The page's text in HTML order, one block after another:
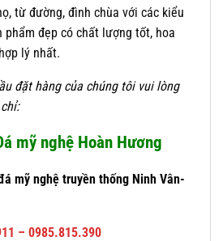
từ đường, đình chùa với các kiểu
phẩm đẹp có chất lượng tốt, hoa
lý nhất.
đặt hàng của chúng tôi vui lòng
mỹ nghệ Hoàn Hương
mỹ nghệ truyền thống Ninh Vân-
– 0985.815.390